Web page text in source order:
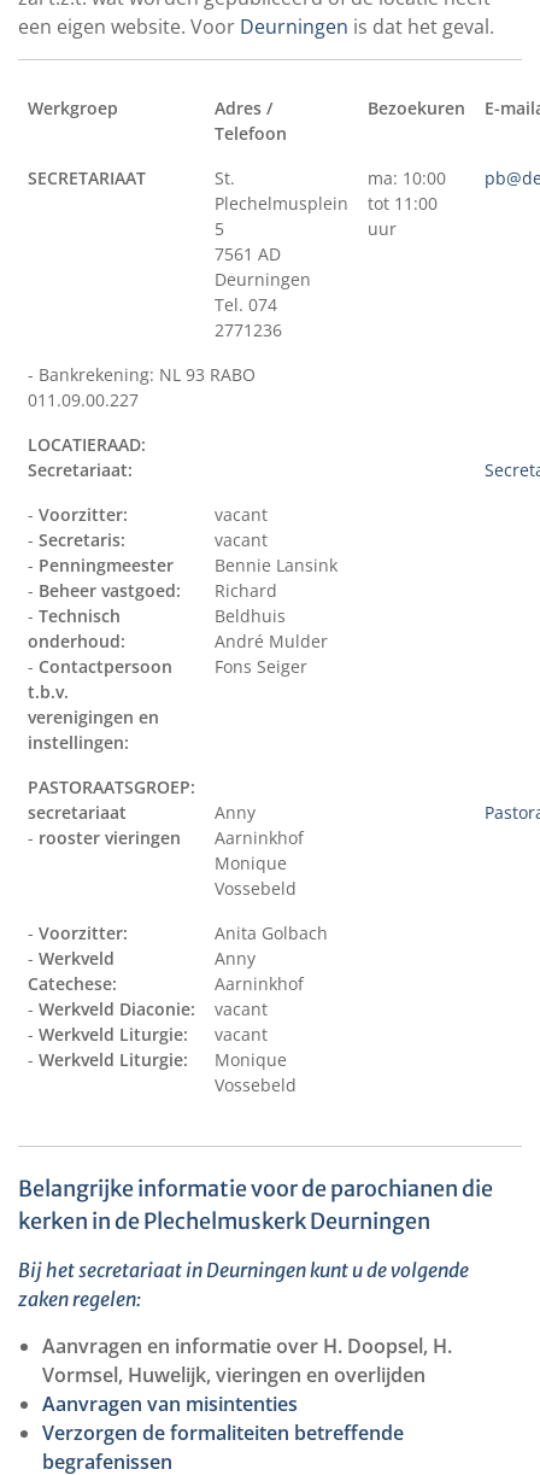
een eigen website. Voor Deurningen is dat het geval.
Werkgroep
Adres /
Telefoon
Bezoekuren E-
SECRETARIAAT
St.
Plechelmusplein
5
7561 AD
Deurningen
Tel. 074
2771236
ma: 10:00
tot 11:00
uur
- Bankrekening: NL 93 RABO
011.09.00.227
LOCATIERAAD:
Secretariaat:
- Voorzitter:
- Secretaris:
- Penningmeester
- Beheer vastgoed:
- Technisch
onderhoud:
- Contactpersoon
t.b.v.
verenigingen en
instellingen:
vacant
vacant
Bennie Lansink
Richard
Beldhuis
André Mulder
Fons Seiger
PASTORAATSGROEP:
secretariaat
- rooster vieringen
Anny
Aarninkhof
Monique
Vossebeld
- Voorzitter:
- Werkveld
Catechese:
- Werkveld Diaconie:
- Werkveld Liturgie:
- Werkveld Liturgie:
Anita Golbach
Anny
Aarninkhof
vacant
vacant
Monique
Vossebeld
Belangrijke informatie voor de parochianen die
kerken in de Plechelmuskerk Deurningen
Bij het secretariaat in Deurningen kunt u de volgende
zaken regelen:
Aanvragen en informatie over H. Doopsel, H.
Vormsel, Huwelijk, vieringen en overlijden
Aanvragen van misintenties
Verzorgen de formaliteiten betreffende
begrafenissen